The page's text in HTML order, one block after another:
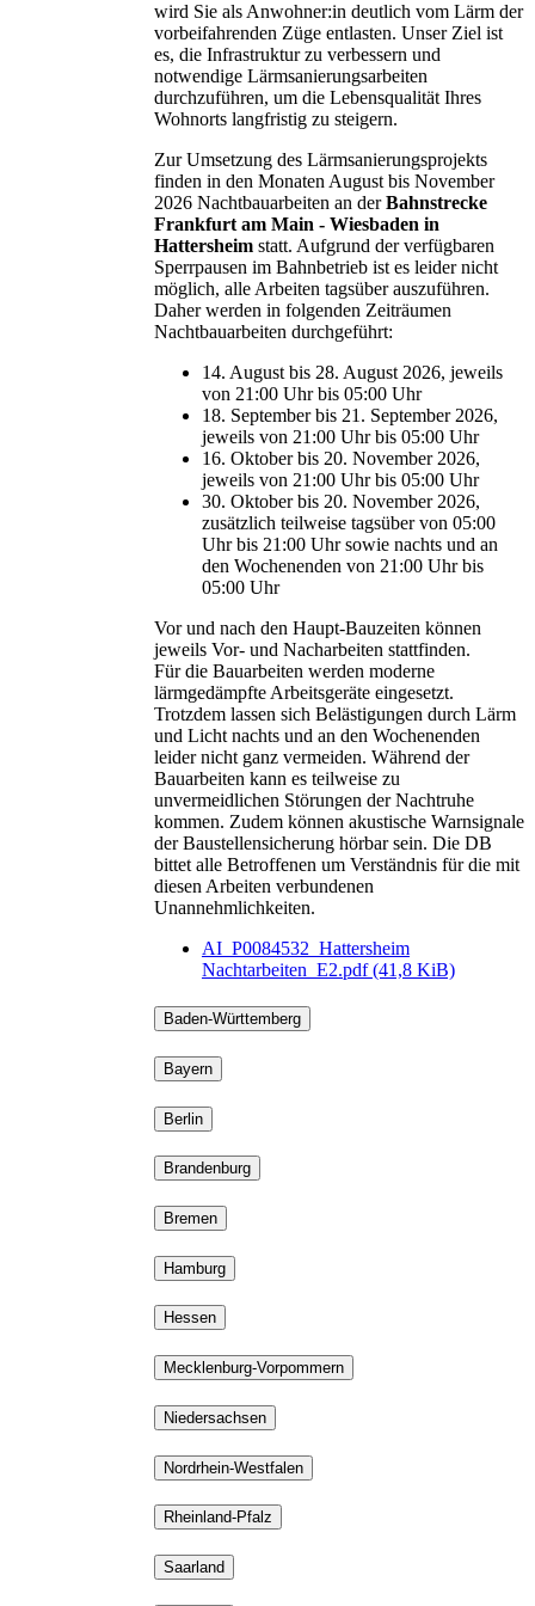
wird Sie als Anwohner:in deutlich vom Lärm der
vorbeifahrenden Züge entlasten. Unser Ziel ist
es, die Infrastruktur zu verbessern und
notwendige Lärmsanierungsarbeiten
durchzuführen, um die Lebensqualität Ihres
Wohnorts langfristig zu steigern.
Zur Umsetzung des Lärmsanierungsprojekts
finden in den Monaten August bis November
2026 Nachtbauarbeiten an derBahnstrecke
Frankfurt am Main - Wiesbaden in
Hattersheimstatt. Aufgrund der verfügbaren
Sperrpausen im Bahnbetrieb ist es leider nicht
möglich, alle Arbeiten tagsüber auszuführen.
Daher werden in folgenden Zeiträumen
Nachtbauarbeiten durchgeführt:
14. August bis 28. August 2026, jeweils
von 21:00 Uhr bis 05:00 Uhr
18. September bis 21. September 2026,
jeweils von 21:00 Uhr bis 05:00 Uhr
16. Oktober bis 20. November 2026,
jeweils von 21:00 Uhr bis 05:00 Uhr
30. Oktober bis 20. November 2026,
zusätzlich teilweise tagsüber von 05:00
Uhr bis 21:00 Uhr sowie nachts und an
den Wochenenden von 21:00 Uhr bis
05:00 Uhr
Vor und nach den Haupt-Bauzeiten können
jeweils Vor- und Nacharbeiten stattfinden.
Für die Bauarbeiten werden moderne
lärmgedämpfte Arbeitsgeräte eingesetzt.
Trotzdem lassen sich Belästigungen durch Lärm
und Licht nachts und an den Wochenenden
leider nicht ganz vermeiden. Während der
Bauarbeiten kann es teilweise zu
unvermeidlichen Störungen der Nachtruhe
kommen. Zudem können akustische Warnsignale
der Baustellensicherung hörbar sein. Die DB
bittet alle Betroffenen um Verständnis für die mit
diesen Arbeiten verbundenen
Unannehmlichkeiten.
AI_P0084532_Hattersheim
Nachtarbeiten_E2.pdf(41,8 KiB)
Baden-Württemberg
Bayern
Berlin
Brandenburg
Bremen
Hamburg
Hessen
Mecklenburg-Vorpommern
Niedersachsen
Nordrhein-Westfalen
Rheinland-Pfalz
Saarland